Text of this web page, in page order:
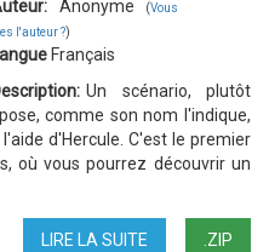
Anonyme (Vous
l'auteur ?)
Français
Un scénario, plutôt
comme son nom l'indique,
d'Hercule. C'est le premier
où vous pourrez découvrir un
.ZIP
LIRE LA SUITE